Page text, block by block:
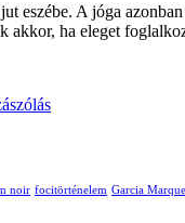
noir focitörténelem Garcia
A jóga
akkor, ha eleget